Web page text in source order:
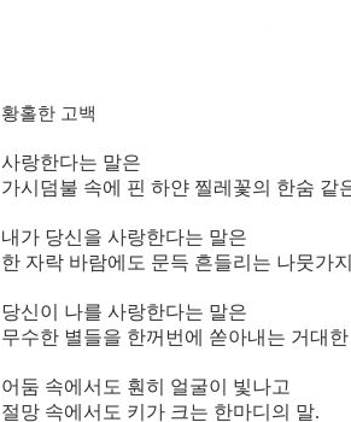
황홀한 고백
사랑한다는 말은
가시덤불 속에 핀 하얀 찔레꽃의 한숨 같
내가 당신을 사랑한다는 말은
한 자락 바람에도 문득 흔들리는 나뭇가
당신이 나를 사랑한다는 말은
무수한 별들을 한꺼번에 쏟아내는 거대
어둠 속에서도 훤히 얼굴이 빛나고
절망 속에서도 키가 크는 한마디의 말.